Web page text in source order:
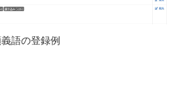
語の登録例